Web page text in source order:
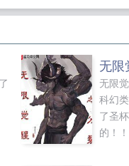
的耳中： “有什么
都觉得我是纸片
boss今天也想退休
里不对》cp松田，《
万人嫌带球跑去种田
绑老戏骨逆袭系统
无限
无限
科幻
了圣
的！